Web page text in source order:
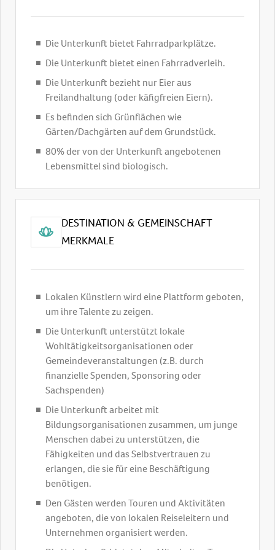
Die Unterkunft bietet Fahrradparkplätze.
Die Unterkunft bietet einen Fahrradverleih.
Die Unterkunft bezieht nur Eier aus
Freilandhaltung (oder käfigfreien Eiern).
Es befinden sich Grünflächen wie
Gärten/Dachgärten auf dem Grundstück.
80% der von der Unterkunft angebotenen
Lebensmittel sind biologisch.
DESTINATION & GEMEINSCHAFT
MERKMALE
Lokalen Künstlern wird eine Plattform geboten,
um ihre Talente zu zeigen.
Die Unterkunft unterstützt lokale
Wohltätigkeitsorganisationen oder
Gemeindeveranstaltungen (z.B. durch
finanzielle Spenden, Sponsoring oder
Sachspenden)
Die Unterkunft arbeitet mit
Bildungsorganisationen zusammen, um junge
Menschen dabei zu unterstützen, die
Fähigkeiten und das Selbstvertrauen zu
erlangen, die sie für eine Beschäftigung
benötigen.
Den Gästen werden Touren und Aktivitäten
angeboten, die von lokalen Reiseleitern und
Unternehmen organisiert werden.